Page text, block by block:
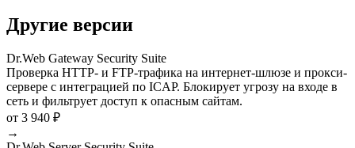
Другие версии
Dr.Web Gateway Security Suite
Проверка HTTP- и FTP-трафика на интернет-шлюзе и прокси-
сервере с интеграцией по ICAP. Блокирует угрозу на входе в
сеть и фильтрует доступ к опасным сайтам.
от 3 940 ₽
→